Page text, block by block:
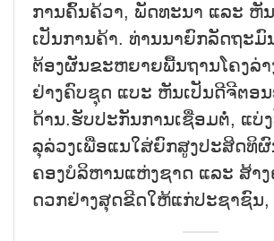
ການ​ຄົ້ນ​ຄ້ວາ, ພັ​​ດທະ​ນາ ແລະ ຫັນ​
ເປັນ​ການ​ຄ້າ. ທ່ານ​ນາ​ຍົກ​ລັດ​ຖະ​ມົ
ຕ້ອງ​ຜັນ​ຂະ​ຫຍາຍ​ພື້ນ​ຖານ​ໂຄງ​ລ່
ຢ່າງ​ຄົບ​ຊຸດ ແບະ ຫັນ​ເປັນ​ດີ​ຈີ​ຕອ
ດ້ານ.ຮັບ​ປະ​ກັນ​ການ​ເຊື່ອມ​ຕໍ່, ແບ່
ລຸ​ລ່ວງ​ເພື່ອ​ແນ​ໃສ່​ຍົກ​ສູງ​ປະ​ສິດ​ທິ​
ຄອງ​ບໍ​ລິ​ຫານ​ແຫ່ງ​ຊາດ ແລະ ສ້າ
ດວກ​ຢ່າງ​ສຸດ​ຂີດ​ໃຫ້​ແກ່​ປະ​ຊາ​ຊົນ